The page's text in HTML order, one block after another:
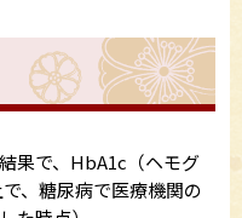
果で、HbA1c（ヘモグ
、糖尿病で医療機関の